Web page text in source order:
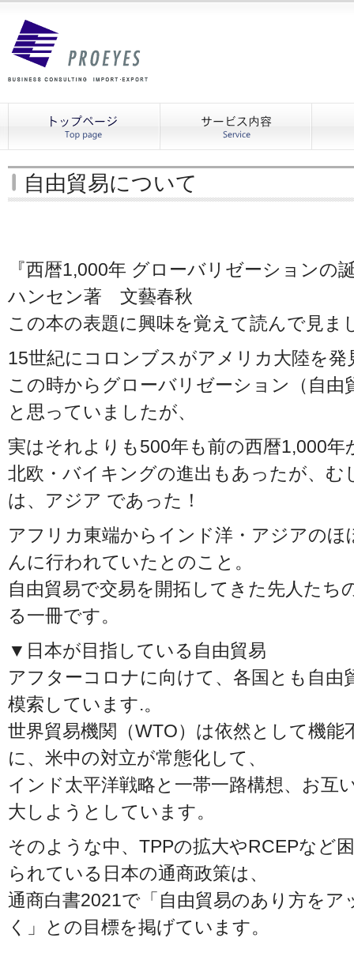
自由貿易について
『西暦1,000年 グローバリゼーションの
ハンセン著 文藝春秋
この本の表題に興味を覚えて読んで見ま
15世紀にコロンブスがアメリカ大陸を発
この時からグローバリゼーション（自由
と思っていましたが、
実はそれよりも500年も前の西暦1,000
北欧・バイキングの進出もあったが、む
は、アジア であった！
アフリカ東端からインド洋・アジアのほ
んに行われていたとのこと。
自由貿易で交易を開拓してきた先人たち
る一冊です。
▼日本が目指している自由貿易
アフターコロナに向けて、各国とも自由
模索しています.。
世界貿易機関（WTO）は依然として機能
に、米中の対立が常態化して、
インド太平洋戦略と一帯一路構想、お互
大しようとしています。
そのような中、TPPの拡大やRCEPなど
られている日本の通商政策は、
通商白書2021で「自由貿易のあり方を
く」との目標を掲げています。